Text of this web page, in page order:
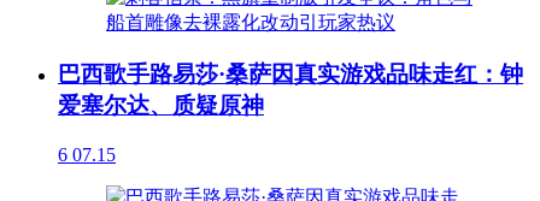
巴西歌手路易莎·桑萨因真实游戏品味走红：钟
爱塞尔达、质疑原神
6 07.15